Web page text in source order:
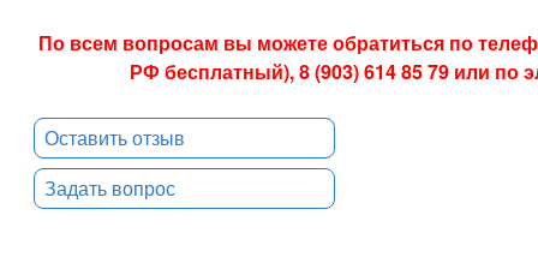
По всем вопросам вы можете обратиться по
РФ бесплатный), 8 (903) 614 85 79 или по
Оставить отзыв
Задать вопрос